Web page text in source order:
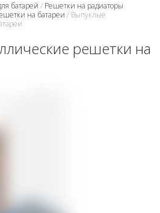
батарей / Решетки на радиаторы
на батареи / Выпуклые
решетки на